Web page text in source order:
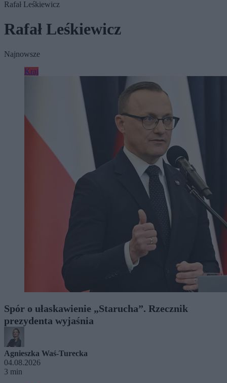
Rafał Leśkiewicz
Rafał Leśkiewicz
Najnowsze
Kraj
Spór o ułaskawienie „Starucha”. Rzecznik
prezydenta wyjaśnia
Agnieszka Waś-Turecka
04.08.2026
3 min